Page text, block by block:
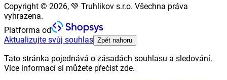
Copyright © 2026, 💚 Truhlikov s.r.o. Všechna práva
vyhrazena.
Platforma od
Aktualizujte svůj souhlas Zpět nahoru
Tato stránka pojednává o zásadách souhlasu a sledování.
Více informací si můžete přečíst zde.